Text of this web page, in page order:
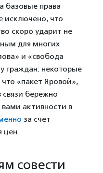
базовые права
исключено, что
скоро ударит не
для многих
и «свобода
граждан: некоторые
«пакет Яровой»,
бережно
активности в
за счет
цен.
совести